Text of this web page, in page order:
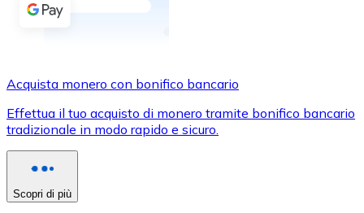
Bonifico SEPA
Usa le carte Visa e Mastercard per acquistare
Acquista con carta
Acquista monero con bonifico bancario
Effettua il tuo acquisto di monero tramite bonifico bancario
tradizionale in modo rapido e sicuro.
Scopri di più